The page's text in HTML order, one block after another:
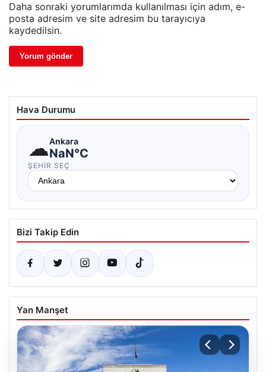
Daha sonraki yorumlarımda kullanılması için adım, e-
posta adresim ve site adresim bu tarayıcıya
kaydedilsin.
Hava Durumu
☁Ankara
NaN°C
ŞEHIR SEÇ
Bizi Takip Edin
Yan Manşet